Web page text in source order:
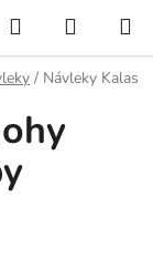
Hledat
KOŠÍK
/ Návleky Kalas